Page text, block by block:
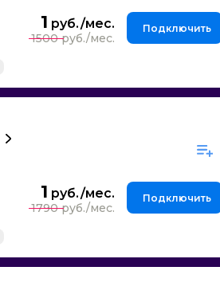
1
1500
Подключить
1
1790
Подключить